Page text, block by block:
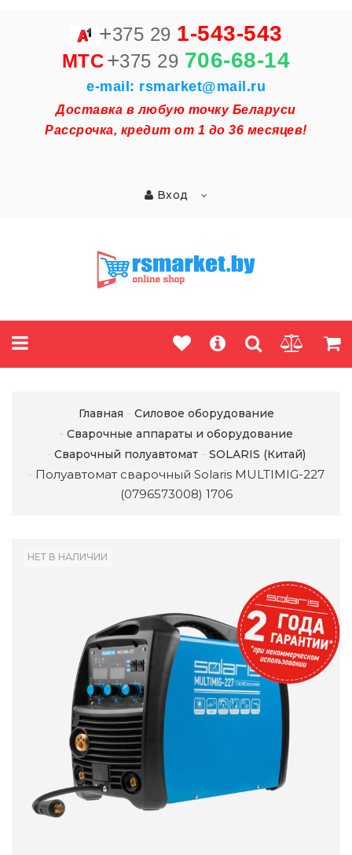
+375 29 1-543-543
MTC+375 29 706-68-14
e-mail: rsmarket@mail.ru
Доставка в любую точку Беларуси
Рассрочка, кредит от 1 до 36 месяцев!
Вход
Главная
Силовое оборудование
Сварочные аппараты и оборудование
Сварочный полуавтомат
SOLARIS (Китай)
Полуавтомат сварочный Solaris MULTIMIG-227
(0796573008) 1706
НЕТ В НАЛИЧИИ